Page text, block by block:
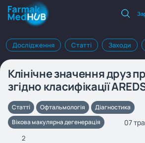
Дослідження Статті Заходи
Клінічне значення друз
згідно класифікації
Статті Офтальмологія
Діагностика
Вікова макулярна дегенерація
07
2